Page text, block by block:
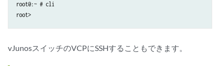
root@:~ # cli
vJunosスイッチのVCPにSSHすることもできます。